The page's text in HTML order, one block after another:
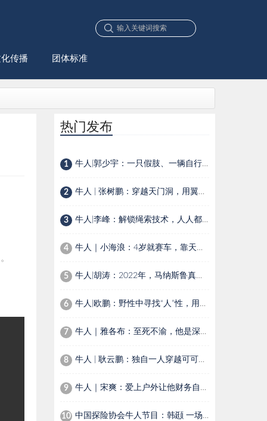
传播 团体标准
热门发布
1 牛人|郭少宇：一只假肢、一辆自行车，一位90后少年的生存选择
2 牛人 | 张树鹏：穿越天门洞，用翼装飞行在空中穿针引线
3 牛人|李峰：解锁绳索技术，人人都是探险家
4 牛人｜小海浪：4岁就赛车，靠天赋还是家里有矿？
5 牛人|胡涛：2022年，马纳斯鲁真假顶之间的进退
6 牛人|欧鹏：野性中寻找“人”性，用镜头讲述自然界生灵温情故事
7 牛人｜雅各布：至死不渝，他是深海下的夏尔巴人
8 牛人 | 耿云鹏：独自一人穿越可可西里，为活命与狼群对峙，生吃鼠肉，以尿续命
9 牛人｜宋爽：爱上户外让他财务自由，花20多万拯救被狼咬伤的爱犬
10 中国探险协会牛人节目：韩颋 一场在刀尖上跳舞的“死亡游戏”